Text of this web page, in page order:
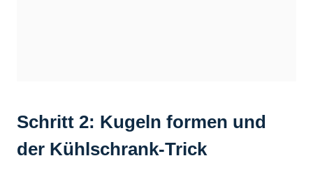
Schritt 2: Kugeln formen und
der Kühlschrank-Trick